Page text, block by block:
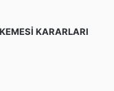
KARARLARI